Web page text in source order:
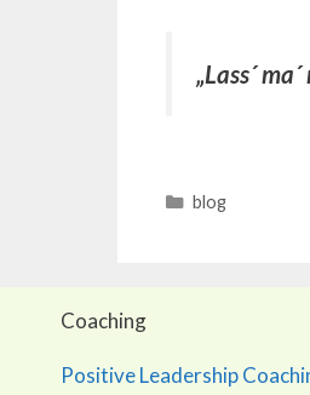
„Lass´
Categories
blog
Coaching
Positive Leadership